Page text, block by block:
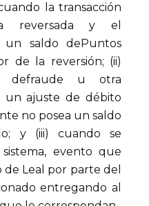
la transacción
reversada y el
un saldo dePuntos
de la reversión; (ii)
defraude u otra
un ajuste de débito
no posea un saldo
y (iii) cuando se
evento que
Leal por parte del
entregando al